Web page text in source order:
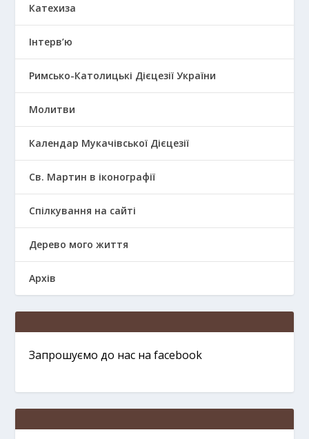
Катехиза
Інтерв’ю
Римсько-Католицькі Дієцезії України
Молитви
Календар Мукачівської Дієцезії
Св. Мартин в іконографії
Спілкування на сайті
Дерево мого життя
Архів
Запрошуємо до нас на facebook